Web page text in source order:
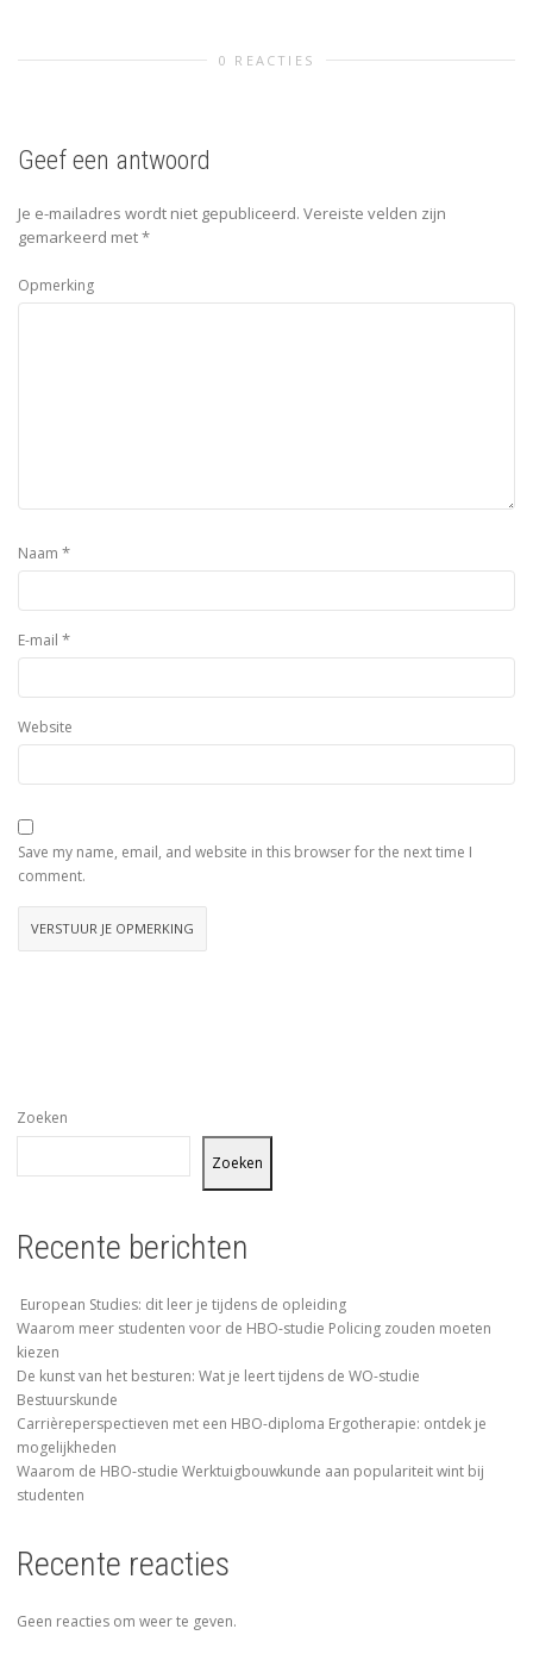
0 REACTIES
Geef een antwoord
Je e-mailadres wordt niet gepubliceerd. Vereiste velden zijn
gemarkeerd met*
Opmerking
Naam *
E-mail *
Website
Save my name, email, and website in this browser for the next time I
comment.
Zoeken
Zoeken
Recente berichten
European Studies: dit leer je tijdens de opleiding
Waarom meer studenten voor de HBO-studie Policing zouden moeten
kiezen
De kunst van het besturen: Wat je leert tijdens de WO-studie
Bestuurskunde
Carrièreperspectieven met een HBO-diploma Ergotherapie: ontdek je
mogelijkheden
Waarom de HBO-studie Werktuigbouwkunde aan populariteit wint bij
studenten
Recente reacties
Geen reacties om weer te geven.